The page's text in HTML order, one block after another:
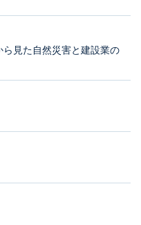
ら見た自然災害と建設業の